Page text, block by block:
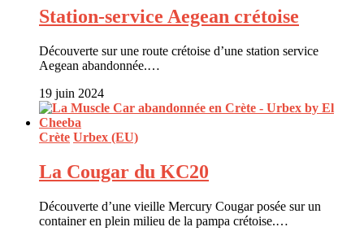
Station-service Aegean crétoise
Découverte sur une route crétoise d’une station service
Aegean abandonnée.…
19 juin 2024
Crète Urbex (EU)
La Cougar du KC20
Découverte d’une vieille Mercury Cougar posée sur un
container en plein milieu de la pampa crétoise.…